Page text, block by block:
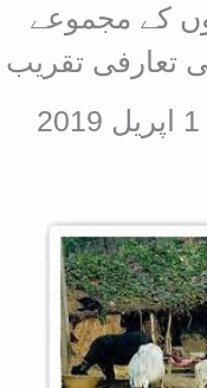
کے مجموعے
تعارفی تقریب